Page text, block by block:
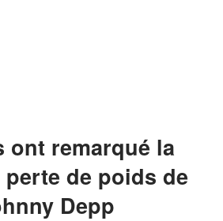
de poids de
Depp